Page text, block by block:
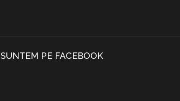
SUNTEM PE FACEBOOK